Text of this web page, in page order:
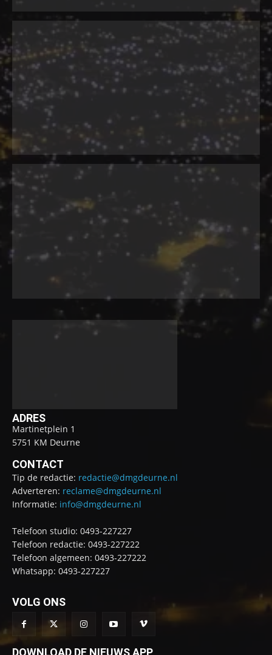
ADRES
Martinetplein 1
5751 KM Deurne
CONTACT
Tip de redactie: redactie@dmgdeurne.nl
Adverteren: reclame@dmgdeurne.nl
Informatie: info@dmgdeurne.nl
Telefoon studio: 0493-227227
Telefoon redactie: 0493-227222
Telefoon algemeen: 0493-227222
Whatsapp: 0493-227227
VOLG ONS
DOWNLOAD DE NIEUWS APP